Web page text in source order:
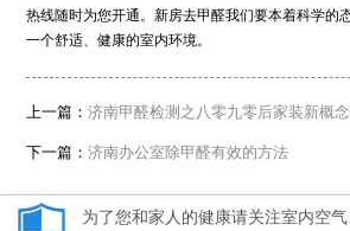
热线随时为您开通。新房去甲醛我们要本着科学的
一个舒适、健康的室内环境。
上一篇：济南甲醛检测之八零九零后家装新概念
下一篇：济南办公室除甲醛有效的方法
为了您和家人的健康请关注室内空气